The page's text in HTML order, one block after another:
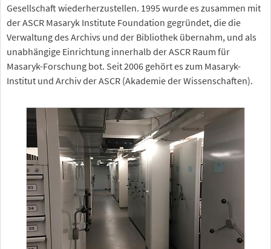
Gesellschaft wiederherzustellen. 1995 wurde es zusammen mit
der ASCR Masaryk Institute Foundation gegründet, die die
Verwaltung des Archivs und der Bibliothek übernahm, und als
unabhängige Einrichtung innerhalb der ASCR Raum für
Masaryk-Forschung bot. Seit 2006 gehört es zum Masaryk-
Institut und Archiv der ASCR (Akademie der Wissenschaften).